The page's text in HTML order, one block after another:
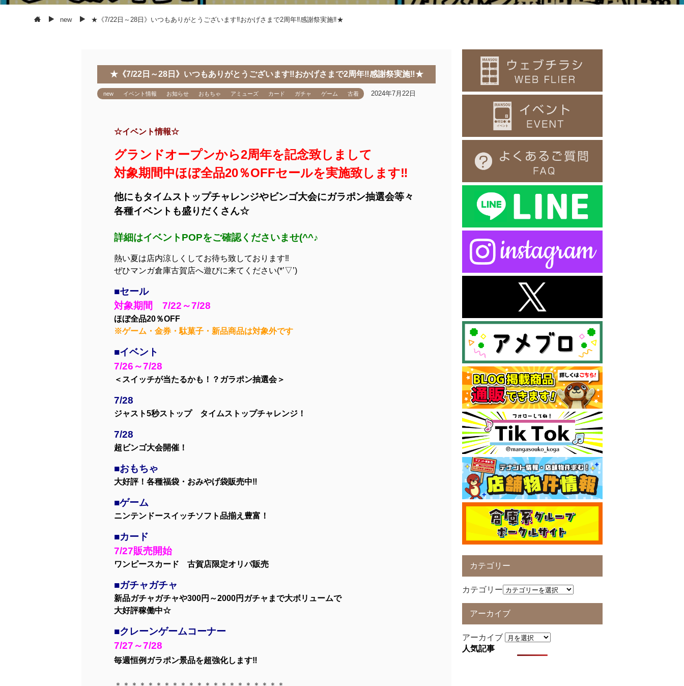
new ★《7/22日～28日》いつもありがとうございます‼おかげさまで2周年‼感謝祭実施‼★
★《7/22日～28日》いつもありがとうございます‼おかげさまで2周年‼感謝祭実施‼★
new イベント情報 お知らせ おもちゃ アミューズ カード ガチャ ゲーム 古着 2024年7月22日
☆イベント情報☆
グランドオープンから2周年を記念致しまして
対象期間中ほぼ全品20％OFFセールを実施致します‼
他にもタイムストップチャレンジやビンゴ大会にガラポン抽選会等々
各種イベントも盛りだくさん☆
詳細はイベントPOPをご確認くださいませ(^^♪
熱い夏は店内涼しくしてお待ち致しております‼
ぜひマンガ倉庫古賀店へ遊びに来てください(*’▽’)
■セール
対象期間 7/22～7/28
ほぼ全品20％OFF
※ゲーム・金券・駄菓子・新品商品は対象外です
■イベント
7/26～7/28
＜スイッチが当たるかも！？ガラポン抽選会＞
7/28
ジャスト5秒ストップ タイムストップチャレンジ！
7/28
超ビンゴ大会開催！
■おもちゃ
大好評！各種福袋・おみやげ袋販売中‼
■ゲーム
ニンテンドースイッチソフト品揃え豊富！
■カード
7/27販売開始
ワンピースカード 古賀店限定オリパ販売
■ガチャガチャ
新品ガチャガチャや300円～2000円ガチャまで大ボリュームで
大好評稼働中☆
■クレーンゲームコーナー
7/27～7/28
毎週恒例ガラポン景品を超強化します‼
カテゴリー
カテゴリー
アーカイブ
アーカイブ
人気記事